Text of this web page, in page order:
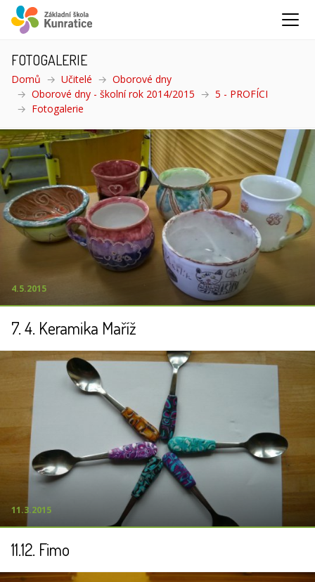
FOTOGALERIE
Domů Učitelé
Oborové dny
Oborové dny - školní rok 2014/2015
5 - PROFÍCI
Fotogalerie
4.5.2015
7. 4. Keramika Maříž
11.3.2015
11.12. Fimo